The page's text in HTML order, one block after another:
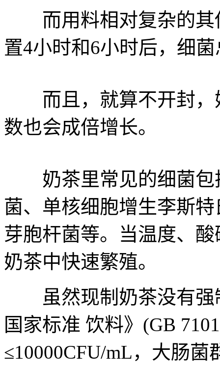
而用料相对复杂的其
置4小时和6小时后，细
而且，就算不开封，
数也会成倍增长。
奶茶里常见的细菌包
菌、单核细胞增生李斯
芽胞杆菌等。当温度、
奶茶中快速繁殖。
虽然现制奶茶没有强
国家标准 饮料》(GB
≤10000CFU/mL，大肠菌